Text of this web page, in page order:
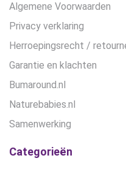
Algemene Voorwaarden
Privacy verklaring
Herroepingsrecht /
Garantie en klachten
Bumaround.nl
Naturebabies.nl
Samenwerking
Categorieën